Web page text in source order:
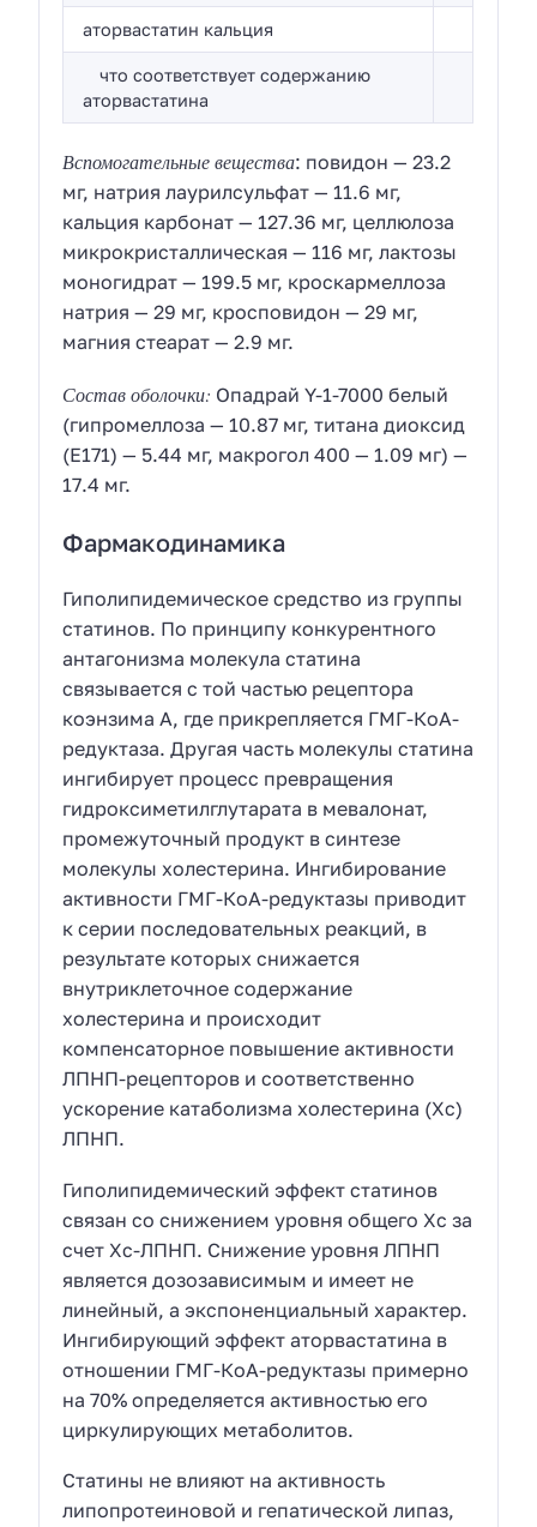
аторвастатин кальция
что соответствует содержанию
аторвастатина
Вспомогательные вещества: повидон — 23.2
мг, натрия лаурилсульфат — 11.6 мг,
кальция карбонат — 127.36 мг, целлюлоза
микрокристаллическая — 116 мг, лактозы
моногидрат — 199.5 мг, кроскармеллоза
натрия — 29 мг, кросповидон — 29 мг,
магния стеарат — 2.9 мг.
Состав оболочки: Опадрай Y-1-7000 белый
(гипромеллоза — 10.87 мг, титана диоксид
(E171) — 5.44 мг, макрогол 400 — 1.09 мг) —
17.4 мг.
Фармакодинамика
Гиполипидемическое средство из группы
статинов. По принципу конкурентного
антагонизма молекула статина
связывается с той частью рецептора
коэнзима А, где прикрепляется ГМГ-КоА-
редуктаза. Другая часть молекулы статина
ингибирует процесс превращения
гидроксиметилглутарата в мевалонат,
промежуточный продукт в синтезе
молекулы холестерина. Ингибирование
активности ГМГ-КоА-редуктазы приводит
к серии последовательных реакций, в
результате которых снижается
внутриклеточное содержание
холестерина и происходит
компенсаторное повышение активности
ЛПНП-рецепторов и соответственно
ускорение катаболизма холестерина (Xc)
ЛПНП.
Гиполипидемический эффект статинов
связан со снижением уровня общего Хс за
счет Хс-ЛПНП. Снижение уровня ЛПНП
является дозозависимым и имеет не
линейный, а экспоненциальный характер.
Ингибирующий эффект аторвастатина в
отношении ГМГ-КоА-редуктазы примерно
на 70% определяется активностью его
циркулирующих метаболитов.
Статины не влияют на активность
липопротеиновой и гепатической липаз,